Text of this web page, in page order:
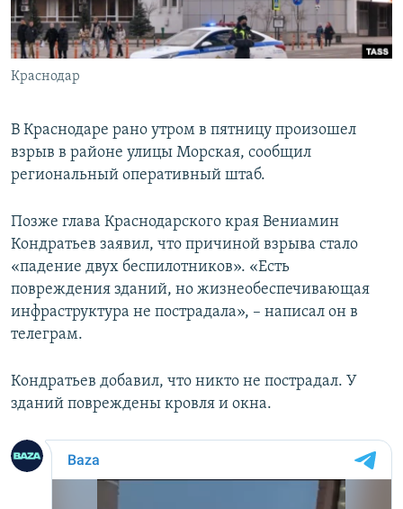
ПОБЕДИТЕЛЕЙ НЕ СУДЯТ?
КРЫМ.НЕПОКОРЕННЫЙ
ELIFBE
ПРИСОЕДИНЯЙТЕСЬ!
Все сайты RFE/RL
Краснодар
В Краснодаре рано утром в пятницу произошел
взрыв в районе улицы Морская, сообщил
региональный оперативный штаб.
Позже глава Краснодарского края Вениамин
Кондратьев заявил, что причиной взрыва стало
«падение двух беспилотников». «Есть
повреждения зданий, но жизнеобеспечивающая
инфраструктура не пострадала», – написал он в
телеграм.
Кондратьев добавил, что никто не пострадал. У
зданий повреждены кровля и окна.